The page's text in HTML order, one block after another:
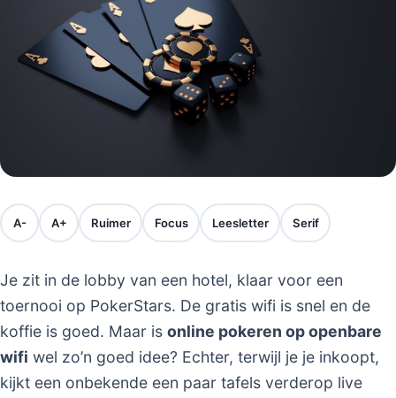
A- A+ Ruimer Focus Leesletter Serif
Je zit in de lobby van een hotel, klaar voor een
toernooi op PokerStars. De gratis wifi is snel en de
koffie is goed. Maar is online pokeren op openbare
wifi wel zo’n goed idee? Echter, terwijl je je inkoopt,
kijkt een onbekende een paar tafels verderop live